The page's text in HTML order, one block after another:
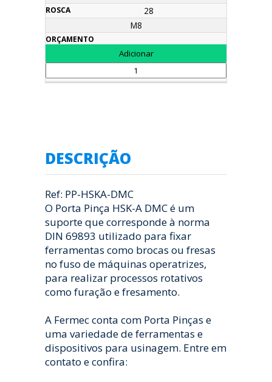
28
M8
DESCRIÇÃO
Ref: PP-HSKA-DMC
O Porta Pinça HSK-A DMC é um
suporte que corresponde à norma
DIN 69893 utilizado para fixar
ferramentas como brocas ou fresas
no fuso de máquinas operatrizes,
para realizar processos rotativos
como furação e fresamento.
A Fermec conta com Porta Pinças e
uma variedade de ferramentas e
dispositivos para usinagem. Entre em
contato e confira: